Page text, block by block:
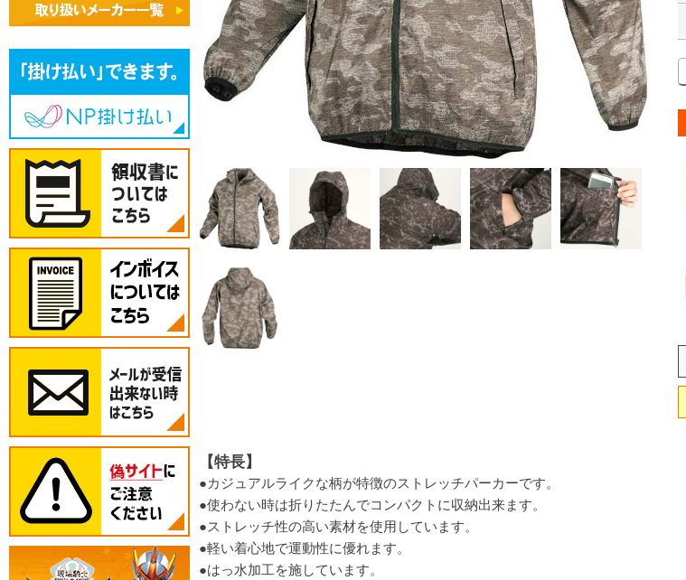
【特長】
●カジュアルライクな柄が特徴のストレッチパーカーです。
●使わない時は折りたたんでコンパクトに収納出来ます。
●ストレッチ性の高い素材を使用しています。
●軽い着心地で運動性に優れます。
●はっ水加工を施しています。